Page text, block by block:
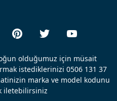
olduğumuz için müsait
istediklerinizi 0506 131 37
marka ve model kodunu
iletebilirsiniz